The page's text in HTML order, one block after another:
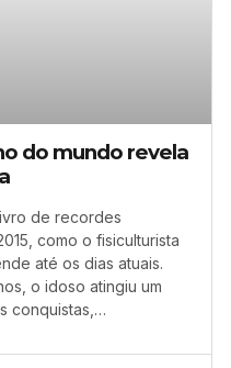
do mundo revela
de recordes
como o fisiculturista
até os dias atuais.
o idoso atingiu um
conquistas,…